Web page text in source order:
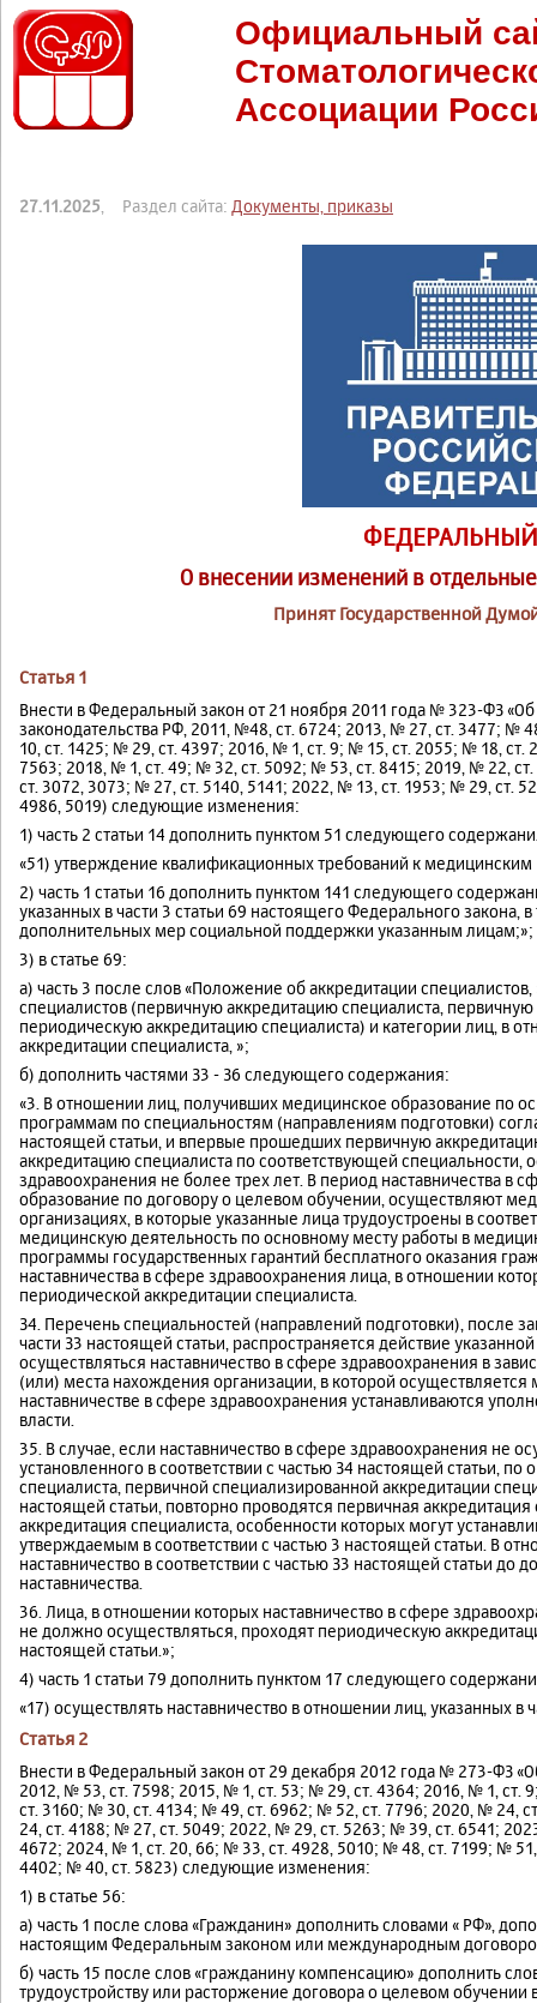
Официальный
Ассоциации
27.11.2025 , Раздел сайта: Документы, приказы
О внесении изменений в
Принят Государственной
Статья 1
Внести в Федеральный закон от 21 ноября 2011 года № 323-ФЗ
законодательства РФ, 2011, №48, ст. 6724; 2013, № 27, ст. 3477; №
10, ст. 1425; № 29, ст. 4397; 2016, № 1, ст. 9; № 15, ст. 2055; № 18,
7563; 2018, № 1, ст. 49; № 32, ст. 5092; № 53, ст. 8415; 2019, № 22,
ст. 3072, 3073; № 27, ст. 5140, 5141; 2022, № 13, ст. 1953; № 29, ст.
4986, 5019) следующие изменения:
1) часть 2 статьи 14 дополнить пунктом 51 следующего
«51) утверждение квалификационных требований к
2) часть 1 статьи 16 дополнить пунктом 141 следующего
указанных в части 3 статьи 69 настоящего Федерального
дополнительных мер социальной поддержки указанным лицам;»;
3) в статье 69:
а) часть 3 после слов «Положение об аккредитации
специалистов (первичную аккредитацию специалиста,
периодическую аккредитацию специалиста) и категории лиц, в
аккредитации специалиста, »;
б) дополнить частями З3 - З6 следующего содержания:
«3. В отношении лиц, получивших медицинское образование по
программам по специальностям (направлениям подготовки)
настоящей статьи, и впервые прошедших первичную
аккредитацию специалиста по соответствующей специальности,
здравоохранения не более трех лет. В период наставничества
образование по договору о целевом обучении, осуществляют
организациях, в которые указанные лица трудоустроены в
медицинскую деятельность по основному месту работы в
программы государственных гарантий бесплатного оказания
наставничества в сфере здравоохранения лица, в отношении
периодической аккредитации специалиста.
З4. Перечень специальностей (направлений подготовки), после
части З3 настоящей статьи, распространяется действие
осуществляться наставничество в сфере здравоохранения в
(или) места нахождения организации, в которой
наставничестве в сфере здравоохранения устанавливаются
власти.
35. В случае, если наставничество в сфере здравоохранения не
установленного в соответствии с частью З4 настоящей статьи,
специалиста, первичной специализированной аккредитации
настоящей статьи, повторно проводятся первичная
аккредитация специалиста, особенности которых могут
утверждаемым в соответствии с частью 3 настоящей статьи. В
наставничество в соответствии с частью З3 настоящей статьи
наставничества.
36. Лица, в отношении которых наставничество в сфере
не должно осуществляться, проходят периодическую
настоящей статьи.»;
4) часть 1 статьи 79 дополнить пунктом 17 следующего
«17) осуществлять наставничество в отношении лиц, указанных в
Статья 2
Внести в Федеральный закон от 29 декабря 2012 года № 273-ФЗ
2012, № 53, ст. 7598; 2015, № 1, ст. 53; № 29, ст. 4364; 2016, № 1,
ст. 3160; № 30, ст. 4134; № 49, ст. 6962; № 52, ст. 7796; 2020, № 24,
24, ст. 4188; № 27, ст. 5049; 2022, № 29, ст. 5263; № 39, ст. 6541;
4672; 2024, № 1, ст. 20, 66; № 33, ст. 4928, 5010; № 48, ст. 7199; №
4402; № 40, ст. 5823) следующие изменения:
1) в статье 56:
а) часть 1 после слова «Гражданин» дополнить словами « РФ»,
настоящим Федеральным законом или международным
б) часть 15 после слов «гражданину компенсацию» дополнить
трудоустройству или расторжение договора о целевом